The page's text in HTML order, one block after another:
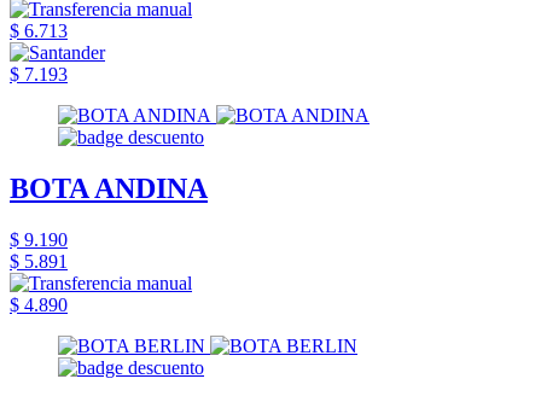
$ 6.713
$ 7.193
BOTA ANDINA
$ 9.190
$ 5.891
$ 4.890